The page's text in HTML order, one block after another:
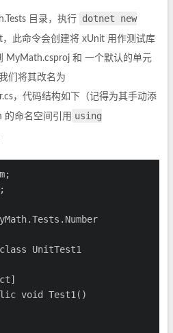
目录，执行
dotnet new
此命令会创建将 xUnit 用作测试库
MyMath.csproj 和 一个默认的单元
们将其改名为
，代码结构如下（记得为其手动添
的命名空间引用 using
UnitTest1
void Test1()